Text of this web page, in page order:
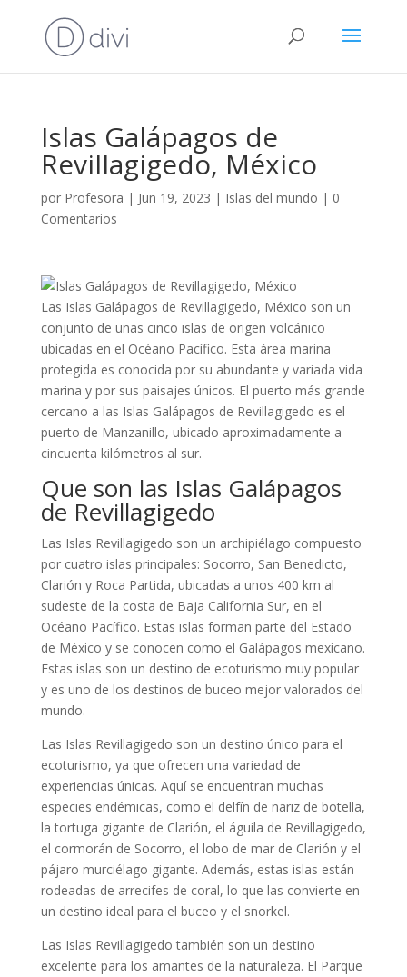
Islas Galápagos de
Revillagigedo, México
por Profesora | Jun 19, 2023 | Islas del mundo | 0
Comentarios
Las Islas Galápagos de Revillagigedo, México son un
conjunto de unas cinco islas de origen volcánico
ubicadas en el Océano Pacífico. Esta área marina
protegida es conocida por su abundante y variada vida
marina y por sus paisajes únicos. El puerto más grande
cercano a las Islas Galápagos de Revillagigedo es el
puerto de Manzanillo, ubicado aproximadamente a
cincuenta kilómetros al sur.
Que son las Islas Galápagos
de Revillagigedo
Las Islas Revillagigedo son un archipiélago compuesto
por cuatro islas principales: Socorro, San Benedicto,
Clarión y Roca Partida, ubicadas a unos 400 km al
sudeste de la costa de Baja California Sur, en el
Océano Pacífico. Estas islas forman parte del Estado
de México y se conocen como el Galápagos mexicano.
Estas islas son un destino de ecoturismo muy popular
y es uno de los destinos de buceo mejor valorados del
mundo.
Las Islas Revillagigedo son un destino único para el
ecoturismo, ya que ofrecen una variedad de
experiencias únicas. Aquí se encuentran muchas
especies endémicas, como el delfín de nariz de botella,
la tortuga gigante de Clarión, el águila de Revillagigedo,
el cormorán de Socorro, el lobo de mar de Clarión y el
pájaro murciélago gigante. Además, estas islas están
rodeadas de arrecifes de coral, lo que las convierte en
un destino ideal para el buceo y el snorkel.
Las Islas Revillagigedo también son un destino
excelente para los amantes de la naturaleza. El Parque